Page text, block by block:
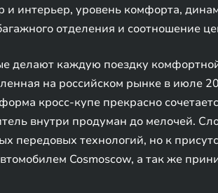
интерьер, уровень комфорта,
отделения и соотношение
делают каждую поездку
на российском рынке в июле
кросс-купе прекрасно
внутри продуман до мелочей.
передовых технологий, но к
Cosmoscow, а так же